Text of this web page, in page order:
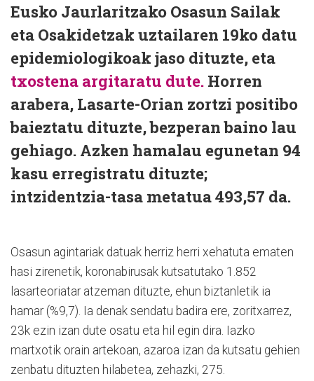
Eusko Jaurlaritzako Osasun Sailak
eta Osakidetzak uztailaren 19ko datu
epidemiologikoak jaso dituzte, eta
txostena argitaratu dute. Horren
arabera, Lasarte-Orian zortzi positibo
baieztatu dituzte, bezperan baino lau
gehiago. Azken hamalau egunetan 94
kasu erregistratu dituzte;
intzidentzia-tasa metatua 493,57 da.
Osasun agintariak datuak herriz herri xehatuta ematen
hasi zirenetik, koronabirusak kutsatutako 1.852
lasarteoriatar atzeman dituzte, ehun biztanletik ia
hamar (%9,7). Ia denak sendatu badira ere, zoritxarrez,
23k ezin izan dute osatu eta hil egin dira. Iazko
martxotik orain artekoan, azaroa izan da kutsatu gehien
zenbatu dituzten hilabetea, zehazki, 275.